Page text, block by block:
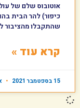
אוטובוס שלם של
כיפור) להר הבית
שהתקבלו מהציבור
קרא עוד »
15 בספטמבר 2021